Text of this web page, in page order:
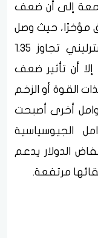
جمعة إلى أن ضعف
مؤخرًا، حيث وصل
اليورو إلى 1.14 دولار، والجنيه الإسترليني تجاوز 1.35
إلا أن تأثير ضعف
القوة أو الزخم
أخرى أصبحت
الجيوسياسية
الدولار يدعم
مرتفعة.